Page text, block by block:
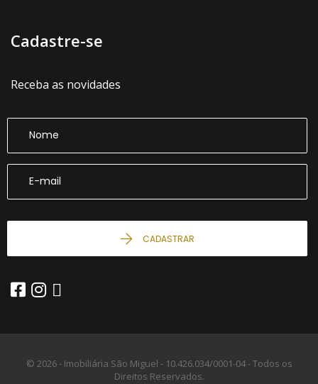
Cadastre-se
Receba as novidades
CADASTRAR
© 2026 - Imobiliária São Miguel - 10.426.034/0001-04 -Todos os
Direitos Reservados.